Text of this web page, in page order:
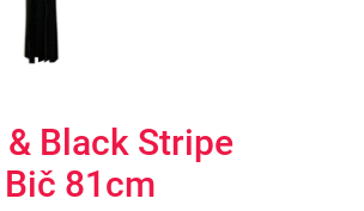
& Black Stripe
81cm